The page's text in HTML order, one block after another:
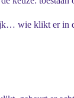
wie klikt er in